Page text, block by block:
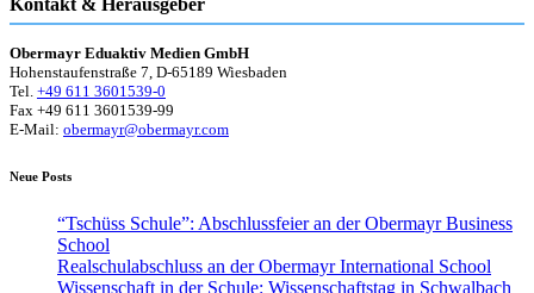
Kontakt & Herausgeber
Obermayr Eduaktiv Medien GmbH
Hohenstaufenstraße 7, D-65189 Wiesbaden
Tel. +49 611 3601539-0
Fax +49 611 3601539-99
E-Mail: obermayr@obermayr.com
Neue Posts
“Tschüss Schule”: Abschlussfeier an der Obermayr Business
School
Realschulabschluss an der Obermayr International School
Wissenschaft in der Schule: Wissenschaftstag in Schwalbach